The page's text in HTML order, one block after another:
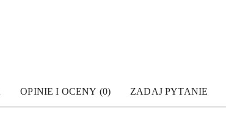
OPINIE I OCENY (0) ZADAJ PYTANIE